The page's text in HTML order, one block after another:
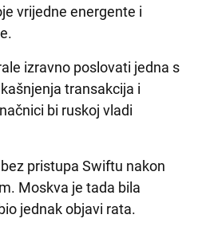
vrijedne energente i
izravno poslovati jedna s
transakcija i
bi ruskoj vladi
pristupa Swiftu nakon
Moskva je tada bila
jednak objavi rata.